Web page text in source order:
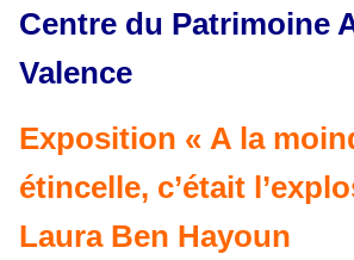
Centre du Patrimoine
Valence
Exposition « A la
étincelle, c’était
Laura Ben Hayoun